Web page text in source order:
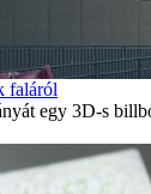
faláról
egy 3D-s